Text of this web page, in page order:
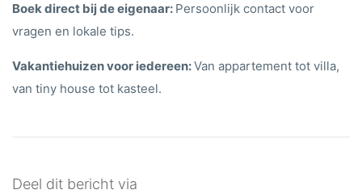
Boek direct bij de eigenaar: Persoonlijk contact voor
vragen en lokale tips.
Vakantiehuizen voor iedereen:Van appartement tot villa,
van tiny house tot kasteel.
Deel dit bericht via